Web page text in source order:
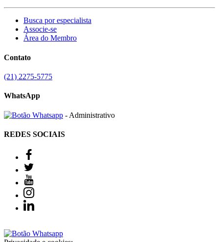
Busca por especialista
Associe-se
Área do Membro
Contato
(21) 2275-5775
WhatsApp
- Administrativo
REDES SOCIAIS